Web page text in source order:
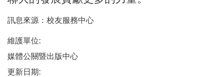
訊息來源：校友服務中心
維護單位:
媒體公關暨出版中心
更新日期: